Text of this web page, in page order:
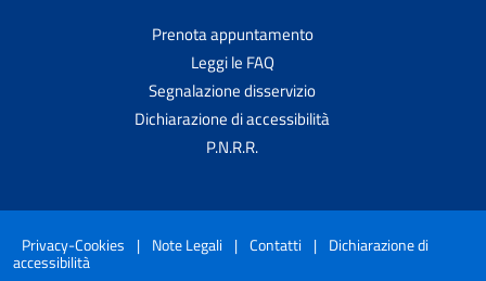
Prenota appuntamento
Leggi le FAQ
Segnalazione disservizio
Dichiarazione di accessibilità
P.N.R.R.
Privacy-Cookies | Note Legali | Contatti | Dichiarazione di
accessibilità